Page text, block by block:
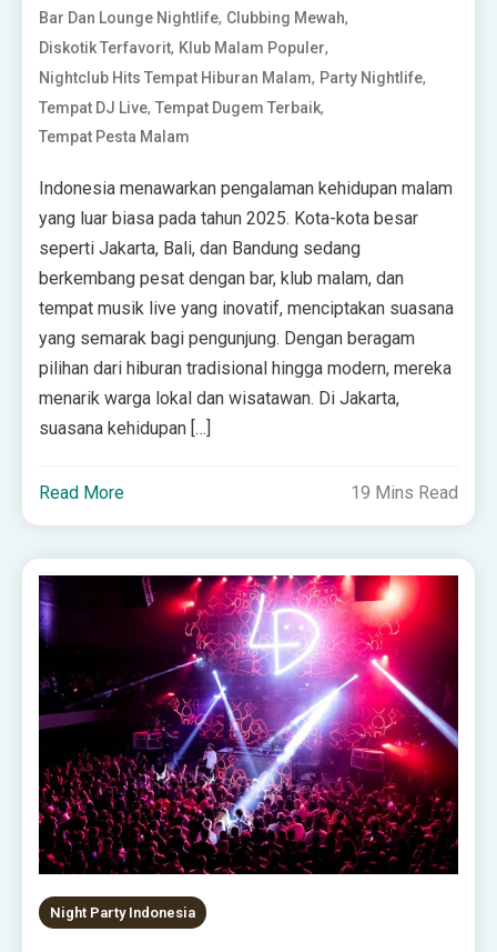
Bar Dan Lounge Nightlife, Clubbing Mewah,
Diskotik Terfavorit, Klub Malam Populer,
Nightclub Hits Tempat Hiburan Malam, Party Nightlife,
Tempat DJ Live,Tempat Dugem Terbaik,
Tempat Pesta Malam
Indonesia menawarkan pengalaman kehidupan malam
yang luar biasa pada tahun 2025. Kota-kota besar
seperti Jakarta, Bali, dan Bandung sedang
berkembang pesat dengan bar, klub malam, dan
tempat musik live yang inovatif, menciptakan suasana
yang semarak bagi pengunjung. Dengan beragam
pilihan dari hiburan tradisional hingga modern, mereka
menarik warga lokal dan wisatawan. Di Jakarta,
suasana kehidupan […]
Read More 19 Mins Read
Night Party Indonesia